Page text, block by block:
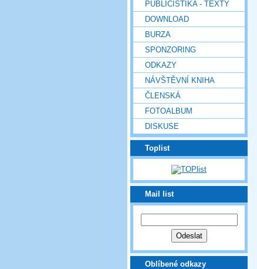
PUBLICISTIKA - TEXTY
DOWNLOAD
BURZA
SPONZORING
ODKAZY
NÁVŠTĚVNÍ KNIHA
ČLENSKÁ
FOTOALBUM
DISKUSE
Toplist
Mail list
Oblíbené odkazy